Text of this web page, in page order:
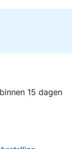
15 dagen